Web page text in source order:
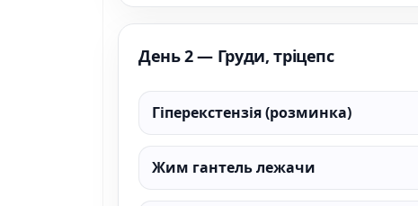
День 2 — Груди, тріцепс
Гіперекстензія (розминка)
Жим гантель лежачи